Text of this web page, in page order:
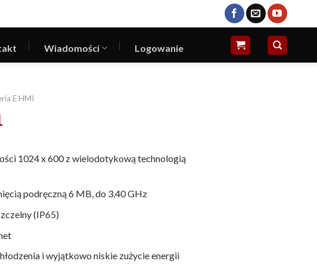
Wiadomości Logowanie
E HMI
1024 x 600 z wielodotykową technologią
podręczną 6 MB, do 3,40 GHz
(IP65)
i wyjątkowo niskie zużycie energii